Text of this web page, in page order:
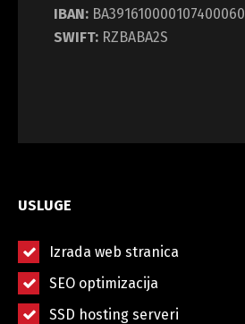
IBAN: BA391610000107400060
SWIFT: RZBABA2S
USLUGE
Izrada web stranica
SEO optimizacija
SSD hosting serveri